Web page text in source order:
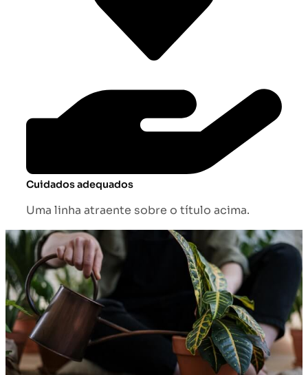
Cuidados adequados
Uma linha atraente sobre o título acima.